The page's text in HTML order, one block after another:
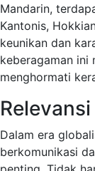
Mandarin,
Kantonis,
keunikan dan
keberagaman ini
menghormati
Dalam era
berkomunikasi